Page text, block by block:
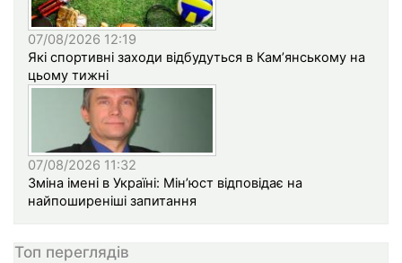
07/08/2026 12:19
Які спортивні заходи відбудуться в Кам’янському на
цьому тижні
07/08/2026 11:32
Зміна імені в Україні: Мін’юст відповідає на
найпоширеніші запитання
Топ переглядів